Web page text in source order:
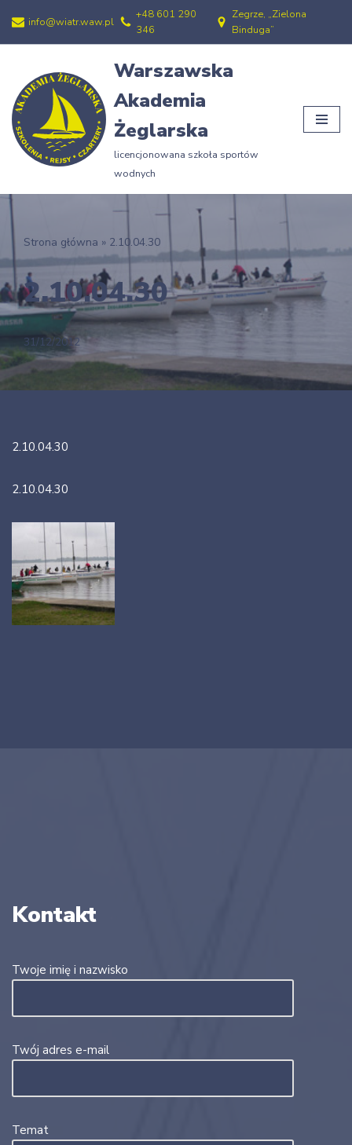
Przejdź
treści
info@wiatr.waw.pl
+48 601 290
346
Zegrze, „Zielona
Binduga”
Warszawska
Akademia
Żeglarska
licencjonowana szkoła sportów
wodnych
Strona główna » 2.10.04.30
2.10.04.30
31/12/2012
2.10.04.30
2.10.04.30
Kontakt
Twoje imię i nazwisko
Twój adres e-mail
Temat